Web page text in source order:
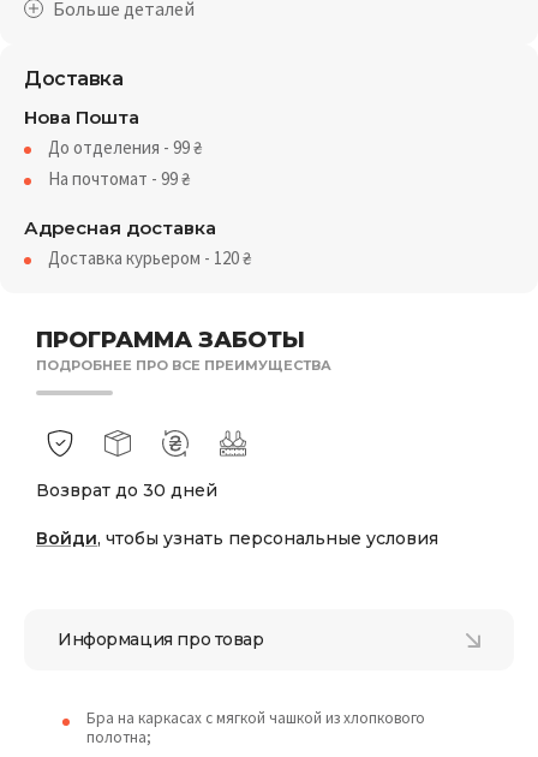
ПРОГРАММА ЗАБОТЫ
ПОДРОБНЕЕ ПРО ВСЕ ПРЕИМУЩЕСТВА
Возврат до 30 дней
Войди, чтобы узнать персональные условия
Доставка
Нова Пошта
До отделения - 99₴
На почтомат - 99₴
Адресная доставка
Доставка курьером - 120₴
Информация про товар
Бра на каркасах с мягкой чашкой из хлопкового
полотна;